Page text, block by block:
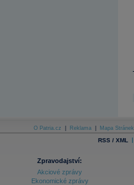
O Patria.cz Reklama Mapa Stránek
RSS / XML |
Zpravodajství:
Akciové zprávy
Ekonomické zprávy